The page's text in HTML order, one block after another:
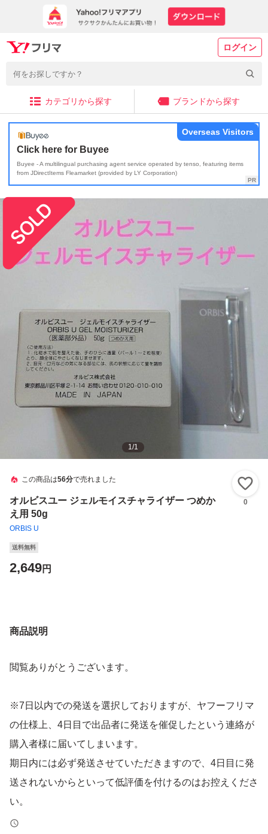
ログイン
カテゴリから探す ブランドから探す
Click here for Buyee
Buyee - A multilingual purchasing agent service operated by tenso, featuring items
from JDirectItems Fleamarket (provided by LY Corporation)
Overseas Visitors
1/1
この商品は56分で売れました
オルビスユー ジェルモイスチャライザー つめか
え用 50g
ORBIS U
0
送料無料
2,649円
商品説明
閲覧ありがとうございます。
※7日以内での発送を選択しておりますが、ヤフーフリマ
の仕様上、4日目で出品者に発送を催促したという連絡が
購入者様に届いてしまいます。
期日内には必ず発送させていただきますので、4日目に発
送されないからといって低評価を付けるのはお控えくださ
い。